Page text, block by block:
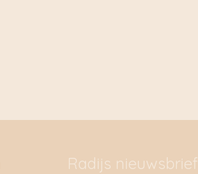
Radijs nieuwsbrief